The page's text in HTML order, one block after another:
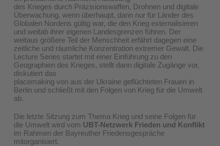
des Krieges durch Präzisionswaffen, Drohnen und digitale
Überwachung, wenn überhaupt, dann nur für Länder des
Globalen Nordens gültig war, die den Krieg externalisieren
und weitab ihrer eigenen Landesgrenzen führen. Der
weitaus größere Teil der Menschheit erfährt dagegen eine
zeitliche und räumliche Konzentration extremer Gewalt. Die
Lecture Series startet mit einer Einführung zu den
Geographien des Krieges, stellt dann digitale Zugänge vor,
diskutiert das
placemaking von aus der Ukraine geflüchteten Frauen in
Berlin und schließt mit den Folgen von Krieg für die Umwelt
ab.
Die letzte Sitzung zum Thema Krieg und seine Folgen für
die Umwelt wird vom UBT-Netzwerk Frieden und Konflikt
im Rahmen der Bayreuther Friedensgespräche
mitorganisiert.